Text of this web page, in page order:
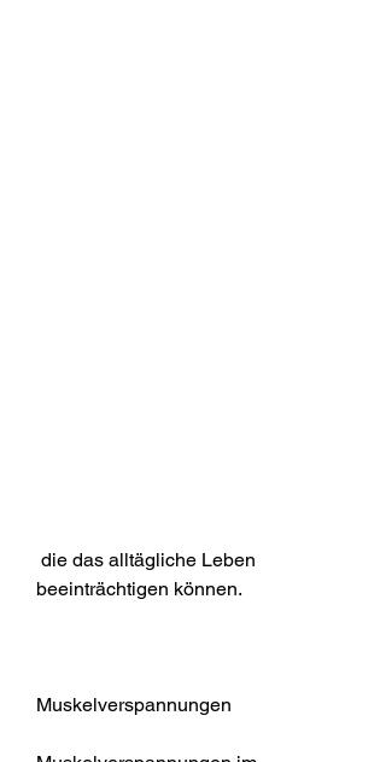
beeinträchtigen können.
Muskelverspannungen